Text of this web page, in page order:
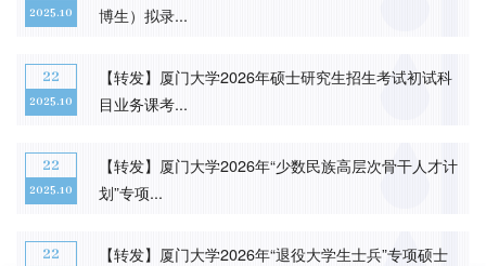
2025.10
博生）拟录...
22
2025.10
【转发】厦门大学2026年硕士研究生招生考试初试科
目业务课考...
22
2025.10
【转发】厦门大学2026年“少数民族高层次骨干人才计
划”专项...
22
【转发】厦门大学2026年“退役大学生士兵”专项硕士